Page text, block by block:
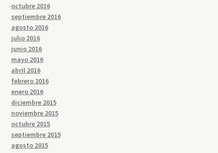
octubre 2016
septiembre 2016
agosto 2016
julio 2016
junio 2016
mayo 2016
abril 2016
febrero 2016
enero 2016
diciembre 2015
noviembre 2015
octubre 2015
septiembre 2015
agosto 2015